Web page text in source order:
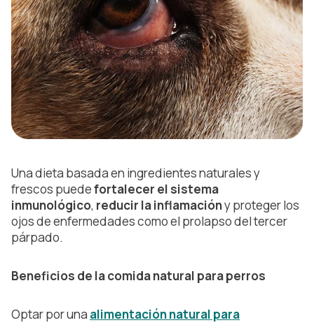
Una dieta basada en ingredientes naturales y
frescos puedefortalecer el sistema
inmunológico, reducir la inflamacióny proteger los
ojos de enfermedades como el prolapso del tercer
párpado.
Beneficios de la comida natural para perros
Optar por una alimentación natural para